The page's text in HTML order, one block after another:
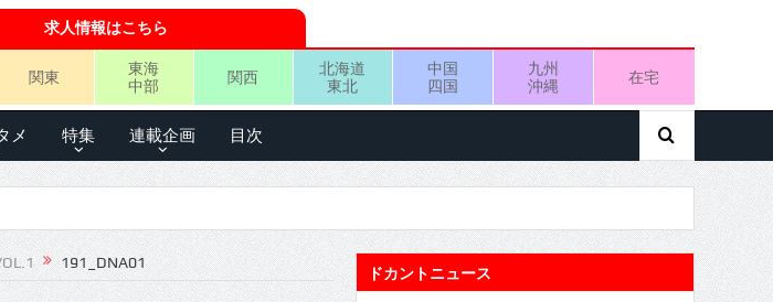
求人情報はこちら
関東
東海
中部
関西
北海道
東北
中国
四国
九州
沖縄
在宅
メ 特集 連載企画 目次
191_DNA01
ドカントニュース